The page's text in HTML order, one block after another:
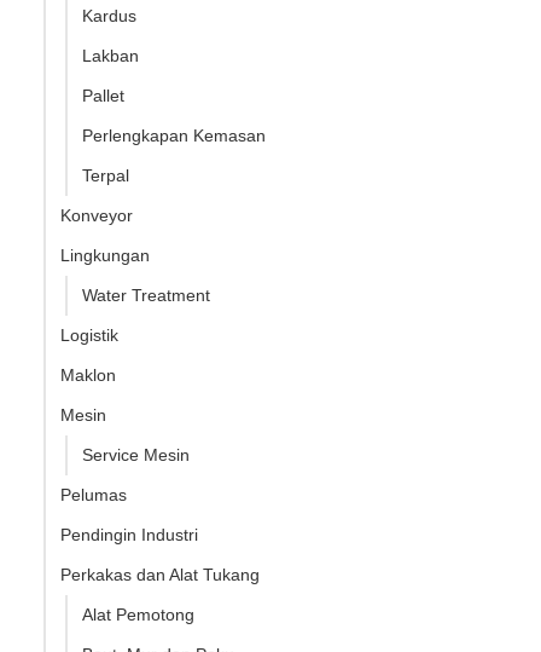
Kardus
Lakban
Pallet
Perlengkapan Kemasan
Terpal
Konveyor
Lingkungan
Water Treatment
Logistik
Maklon
Mesin
Service Mesin
Pelumas
Pendingin Industri
Perkakas dan Alat Tukang
Alat Pemotong